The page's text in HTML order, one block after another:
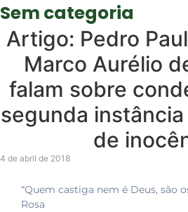
Sem categoria
Artigo: Pedro
Marco Aurélio
falam sobre
segunda
de
4 de abril de 2018
“Quem castiga nem é Deus, são
Rosa